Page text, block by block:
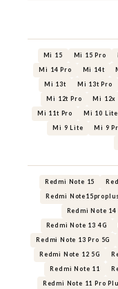
Mi 15 Mi 15 Pro
Mi 14 Pro Mi 14t
Mi 13t Mi 13t Pro
Mi 12t Pro Mi 12x
Mi 11t Pro Mi 10 Lite
Mi 9 Lite Mi 9
Redmi Note 15
Redmi Note15proplus
Redmi Note 14
Redmi Note 13 4G
Redmi Note 13 Pro 5G
Redmi Note 12 5G
Redmi Note 11
Redmi Note 11 Pro